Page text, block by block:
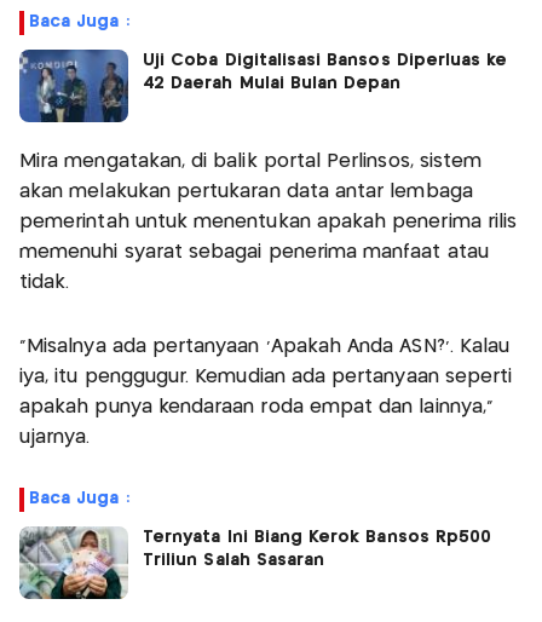
Baca Juga :
Uji Coba Digitalisasi Bansos Diperluas ke
42 Daerah Mulai Bulan Depan
Mira mengatakan, di balik portal Perlinsos, sistem
akan melakukan pertukaran data antar lembaga
pemerintah untuk menentukan apakah penerima rilis
memenuhi syarat sebagai penerima manfaat atau
tidak.
“Misalnya ada pertanyaan ‘Apakah Anda ASN?’. Kalau
iya, itu penggugur. Kemudian ada pertanyaan seperti
apakah punya kendaraan roda empat dan lainnya,”
ujarnya.
Baca Juga :
Ternyata Ini Biang Kerok Bansos Rp500
Triliun Salah Sasaran